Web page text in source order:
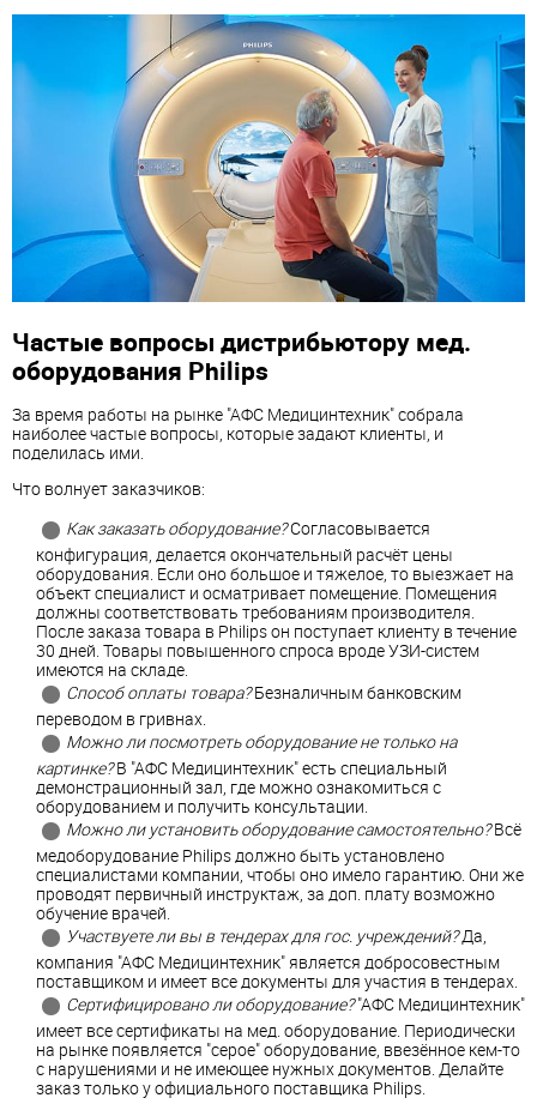
Частые вопросы дистрибьютору мед.
оборудования Philips
За время работы на рынке "АФС Медицинтехник" собрала
наиболее частые вопросы, которые задают клиенты, и
поделилась ими.
Что волнует заказчиков:
Как заказать оборудование?Согласовывается
конфигурация, делается окончательный расчёт цены
оборудования. Если оно большое и тяжелое, то выезжает на
объект специалист и осматривает помещение. Помещения
должны соответствовать требованиям производителя.
После заказа товара в Philips он поступает клиенту в течение
30 дней. Товары повышенного спроса вроде УЗИ-систем
имеются на складе.
Способ оплаты товара?Безналичным банковским
переводом в гривнах.
Можно ли посмотреть оборудование не только на
картинке?В "АФС Медицинтехник" есть специальный
демонстрационный зал, где можно ознакомиться с
оборудованием и получить консультации.
Можно ли установить оборудование самостоятельно?Всё
медоборудование Philips должно быть установлено
специалистами компании, чтобы оно имело гарантию. Они же
проводят первичный инструктаж, за доп. плату возможно
обучение врачей.
Участвуете ли вы в тендерах для гос. учреждений?Да,
компания "АФС Медицинтехник" является добросовестным
поставщиком и имеет все документы для участия в тендерах.
Сертифицировано ли оборудование?"АФС Медицинтехник"
имеет все сертификаты на мед. оборудование. Периодически
на рынке появляется "серое" оборудование, ввезённое кем-то
с нарушениями и не имеющее нужных документов. Делайте
заказ только у официального поставщика Philips.